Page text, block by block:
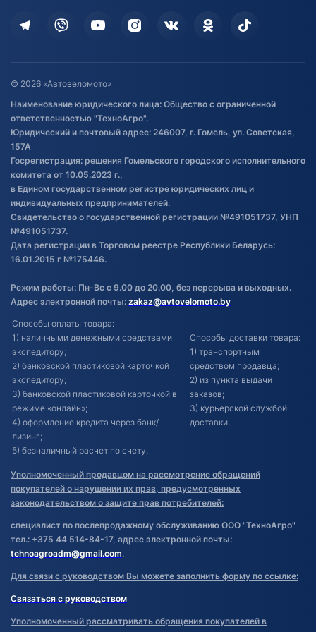
Дополнительные услуги
Оставить отзыв
Договор публичной оферты
Обработка файлов cookie
Постановка транспорта на учет
Обновления в ЭПТС 2024
© 2026 «Автовеломото»
Наименование юридического лица: Общество с ограниченной
ответственностью "ТехноАгро".
Юридический и почтовый адрес: 246007, г. Гомель, ул. Советская,
157А
Госрегистрация: решения Гомельского городского исполнительного
комитета от 10.05.2023 г.,
в Едином государственном регистре юридических лиц и
индивидуальных предпринимателей.
Свидетельство о государственной регистрации №491051737, УНП
№491051737.
Дата регистрации в Торговом реестре Республики Беларусь:
16.01.2015 г №175446.
Режим работы: Пн-Вс с 9.00 до 20.00, без перерыва и выходных.
Адрес электронной почты: zakaz@avtovelomoto.by
Способы оплаты товара:
1) наличными денежными средствами
экспедитору;
2) банковской пластиковой карточкой
экспедитору;
3) банковской пластиковой карточкой в
режиме «онлайн»;
4) оформление кредита через банк/
лизинг;
5) безналичный расчет по счету.
Способы доставки товара:
1) транспортным
средством продавца;
2) из пункта выдачи
заказов;
3) курьерской службой
доставки.
Уполномоченный продавцом на рассмотрение обращений
покупателей о нарушении их прав, предусмотренных
законодательством о защите прав потребителей:
специалист по послепродажному обслуживанию ООО "ТехноАгро"
тел.: +375 44 514-84-17, адрес электронной почты:
tehnoagroadm@gmail.com.
Для связи с руководством Вы можете заполнить форму по ссылке:
Связаться с руководством
Уполномоченный рассматривать обращения покупателей в